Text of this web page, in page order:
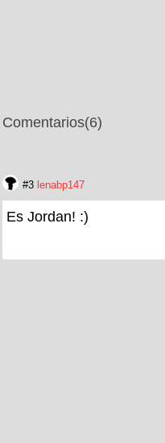
Comentarios(6)
#3 lenabp147
Es Jordan! :)